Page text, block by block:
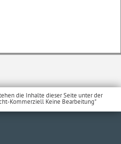
die Inhalte dieser Seite unter der